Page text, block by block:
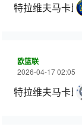
特拉维夫马卡比
欧篮联
2026-04-17 02:05
特拉维夫马卡比